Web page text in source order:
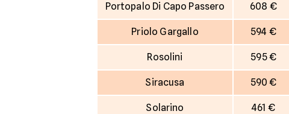
Portopalo Di Capo Passero 608 €
Priolo Gargallo 594 €
Rosolini 595 €
Siracusa 590 €
Solarino 461 €